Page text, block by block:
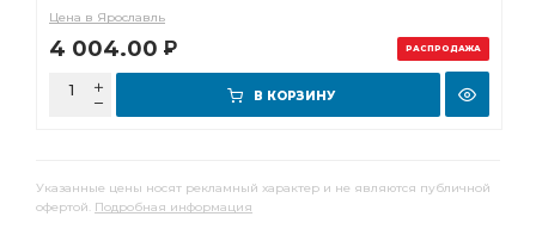
РАСПРОДАЖА
Цена в Ярославль
4 004.00 Р
В КОРЗИНУ
Указанные цены носят рекламный характер и не являются публичной
офертой. Подробная информация